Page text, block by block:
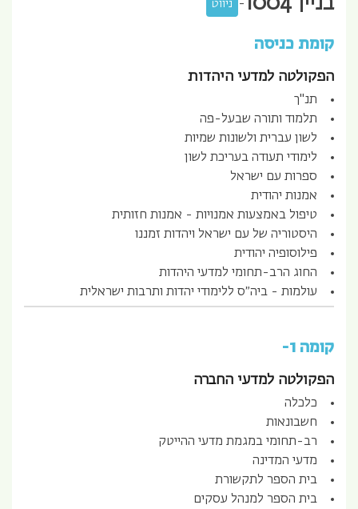
- ניווט
קומת כניסה
הפקולטה למדעי היהדות
תנ"ך
תלמוד ותורה שבעל-פה
לשון עברית ולשונות שמיות
לימודי תעודה בעריכת לשון
ספרות עם ישראל
אמנות יהודית
טיפול באמצעות אמנויות - אמנות חזותית
היסטוריה של עם ישראל ויהדות זמננו
פילוסופיה יהודית
החוג הרב-תחומי למדעי היהדות
עולמות - ביה״ס ללימודי יהדות ותרבות ישראלית
קומה 1-
הפקולטה למדעי החברה
כלכלה
חשבונאות
רב-תחומי במגמת מדעי ההייטק
מדעי המדינה
בית הספר לתקשורת
בית הספר למנהל עסקים